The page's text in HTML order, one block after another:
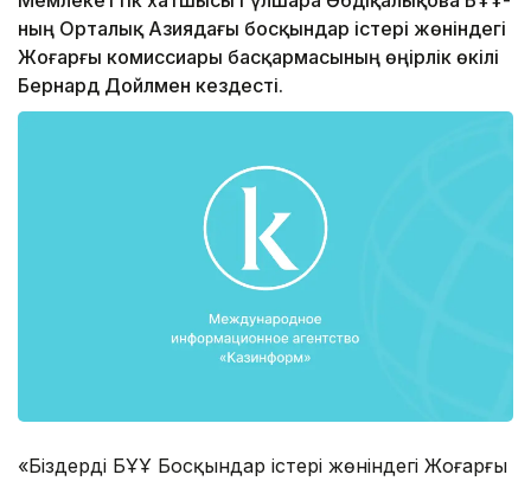
ның Орталық Азиядағы босқындар істері жөніндегі
Жоғарғы комиссиары басқармасының өңірлік өкілі
Бернард Дойлмен кездесті.
«Біздердің БҰҰ Босқындар істері жөніндегі Жоғарғы